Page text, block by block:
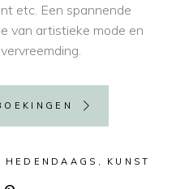
etc. Een spannende
van artistieke mode en
HEDENDAAGS KUNST